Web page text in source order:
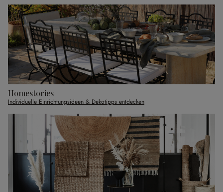
Homestories
Individuelle Einrichtungsideen & Dekotipps entdecken